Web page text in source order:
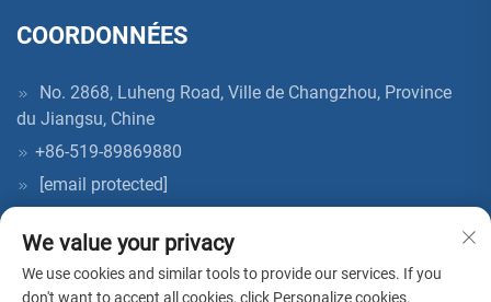
COORDONNÉES
No. 2868, Luheng Road, Ville de Changzhou, Province
du Jiangsu, Chine
+86-519-89869880
[email protected]
We value your privacy
We use cookies and similar tools to provide our services. If you
don't want to accept all cookies, click Personalize cookies.